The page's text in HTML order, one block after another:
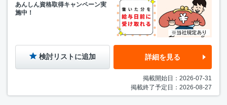
あんしん資格取得キャンペーン実
施中！
検討リストに追加 詳細を見る
掲載開始日：2026-07-31
掲載終了予定日：2026-08-27